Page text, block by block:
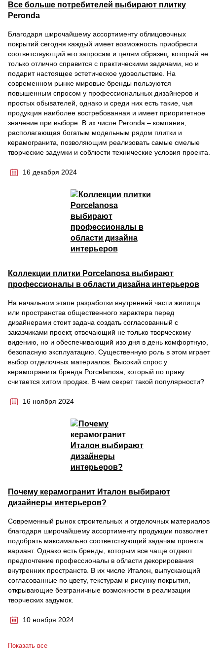
Все больше потребителей выбирают плитку
Peronda
Благодаря широчайшему ассортименту облицовочных
покрытий сегодня каждый имеет возможность приобрести
соответствующий его запросам и целям образец, который не
только отлично справится с практическими задачами, но и
подарит настоящее эстетическое удовольствие. На
современном рынке мировые бренды пользуются
повышенным спросом у профессиональных дизайнеров и
простых обывателей, однако и среди них есть такие, чья
продукция наиболее востребованная и имеет приоритетное
значение при выборе. В их числе Peronda – компания,
располагающая богатым модельным рядом плитки и
керамогранита, позволяющим реализовать самые смелые
творческие задумки и соблюсти технические условия проекта.
16 декабря 2024
Коллекции плитки Porcelanosa выбирают
профессионалы в области дизайна интерьеров
На начальном этапе разработки внутренней части жилища
или пространства общественного характера перед
дизайнерами стоит задача создать согласованный с
заказчиками проект, отвечающий не только творческому
видению, но и обеспечивающий изо дня в день комфортную,
безопасную эксплуатацию. Существенную роль в этом играет
выбор отделочных материалов. Высокий спрос у
керамогранита бренда Porcelanosa, который по праву
считается хитом продаж. В чем секрет такой популярности?
16 ноября 2024
Почему керамогранит Италон выбирают
дизайнеры интерьеров?
Современный рынок строительных и отделочных материалов
благодаря широчайшему ассортименту продукции позволяет
подобрать максимально соответствующий задачам проекта
вариант. Однако есть бренды, которым все чаще отдают
предпочтение профессионалы в области декорирования
внутренних пространств. В их числе Италон, выпускающий
согласованные по цвету, текстурам и рисунку покрытия,
открывающие безграничные возможности в реализации
творческих задумок.
10 ноября 2024
Показать все